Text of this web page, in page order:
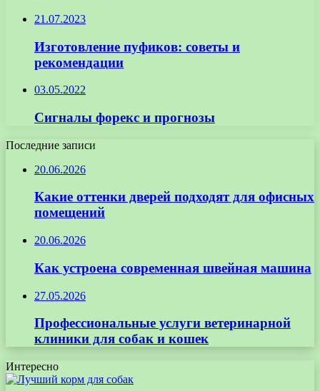
21.07.2023
Изготовление пуфиков: советы и
рекомендации
03.05.2022
Сигналы форекс и прогнозы
Последние записи
20.06.2026
Какие оттенки дверей подходят для офисных
помещений
20.06.2026
Как устроена современная швейная машина
27.05.2026
Профессиональные услуги ветеринарной
клиники для собак и кошек
Интересно